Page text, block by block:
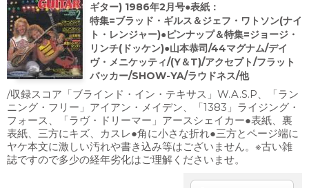
ギター) 1986年2月号●表紙：
特集=ブラッド・ギルス＆ジェフ・ワトソン(ナイ
ト・レンジャー)●ピンナップ＆特集=ジョージ・
リンチ(ドッケン)●山本恭司/44マグナム/デイ
ヴ・メニケッティ/(Y＆T)/アクセプト/フラット
バッカー/SHOW-YA/ラウドネス/他
/収録スコア「ブラインド・イン・テキサス」W.A.S.P、「ラン
ニング・フリー」アイアン・メイデン、「1383」ライジング・
フォース、「ラヴ・ドリーマー」アースシェイカー●表紙、裏
表紙、三方にキズ、カスレ●角に小さな折れ●三方とページ端に
ヤケ本文に激しい汚れや書き込み等はございません。※古い雑
誌ですので多少の経年劣化はご理解くださいませ。